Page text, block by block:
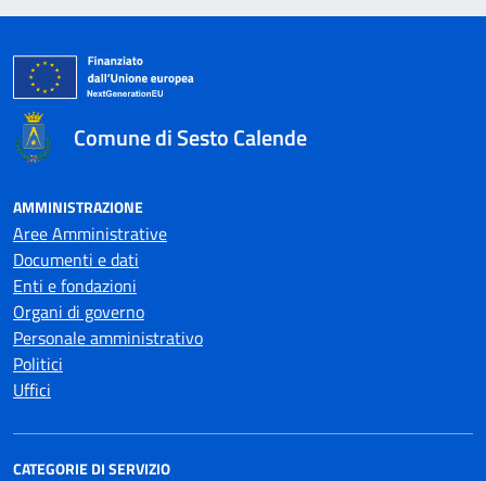
Comune di Sesto Calende
AMMINISTRAZIONE
Aree Amministrative
Documenti e dati
Enti e fondazioni
Organi di governo
Personale amministrativo
Politici
Uffici
CATEGORIE DI SERVIZIO